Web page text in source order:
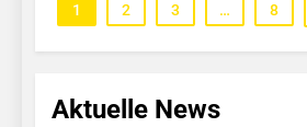
1 2 3 … 8
Aktuelle News